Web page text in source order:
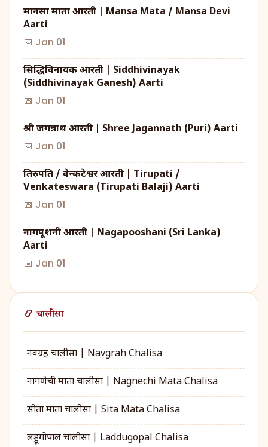
मानसा माता आरती | Mansa Mata / Mansa Devi
Aarti
📅 Jan 01
सिद्धिविनायक आरती | Siddhivinayak
(Siddhivinayak Ganesh) Aarti
📅 Jan 01
श्री जगन्नाथ आरती | Shree Jagannath (Puri) Aarti
📅 Jan 01
तिरुपति / वेन्कटेश्वर आरती | Tirupati /
Venkateswara (Tirupati Balaji) Aarti
📅 Jan 01
नागपूशनी आरती | Nagapooshani (Sri Lanka)
Aarti
📅 Jan 01
📿 चालीसा
नवग्रह चालीसा | Navgrah Chalisa
नागणेची माता चालीसा | Nagnechi Mata Chalisa
सीता माता चालीसा | Sita Mata Chalisa
लड्डूगोपाल चालीसा | Laddugopal Chalisa